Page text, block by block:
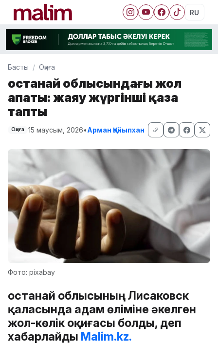
RU
Басты Оқиға
Қостанай облысындағы жол
апаты: жаяу жүргінші қаза
тапты
Оқиға 15 маусым, 2026•Арман Қайыпхан
Фото: pixabay
Қостанай облысының Лисаковск
қаласында адам өліміне әкелген
жол-көлік оқиғасы болды, деп
хабарлайды Malim.kz.